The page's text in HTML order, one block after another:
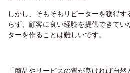
しかし、そもそもリピーターを獲得
らず、顧客に良い経験を提供できて
ターを作ることは難しいです。
「商品やサービスの質が良ければ自